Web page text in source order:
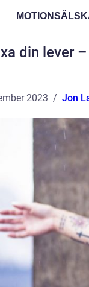
din lever
2023 Jon